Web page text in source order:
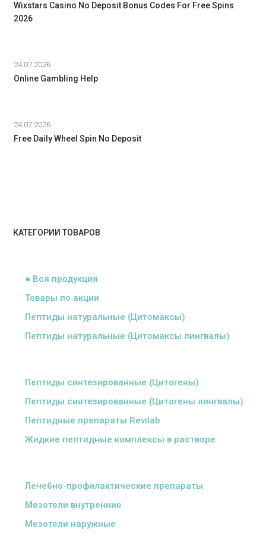
Wixstars Casino No Deposit Bonus Codes For Free Spins
2026
24.07.2026
Online Gambling Help
24.07.2026
Free Daily Wheel Spin No Deposit
КАТЕГОРИИ ТОВАРОВ
● Вся продукция
Товары по акции
Пептиды натуральные (Цитомаксы)
Пептиды натуральные (Цитомаксы лингвалы)
Пептиды синтезированные (Цитогены)
Пептиды синтезированные (Цитогены лингвалы)
Пептидные препараты Revilab
Жидкие пептидные комплексы в растворе
Лечебно-профилактические препараты
Мезотели внутренние
Мезотели наружные